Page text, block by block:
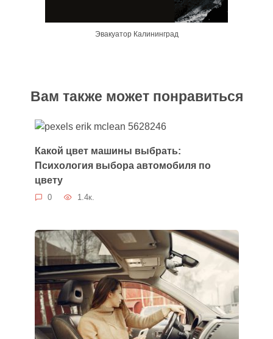
Эвакуатор Калининград
Вам также может понравиться
Какой цвет машины выбрать:
Психология выбора автомобиля по
цвету
0 1.4к.